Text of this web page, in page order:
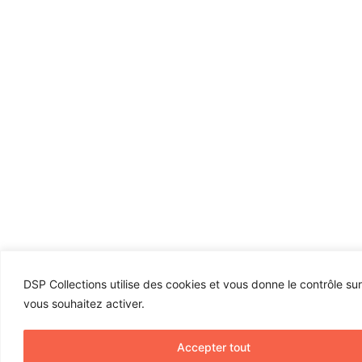
DSP Collections utilise des cookies et vous donne le contrôle
vous souhaitez activer.
Accepter tout